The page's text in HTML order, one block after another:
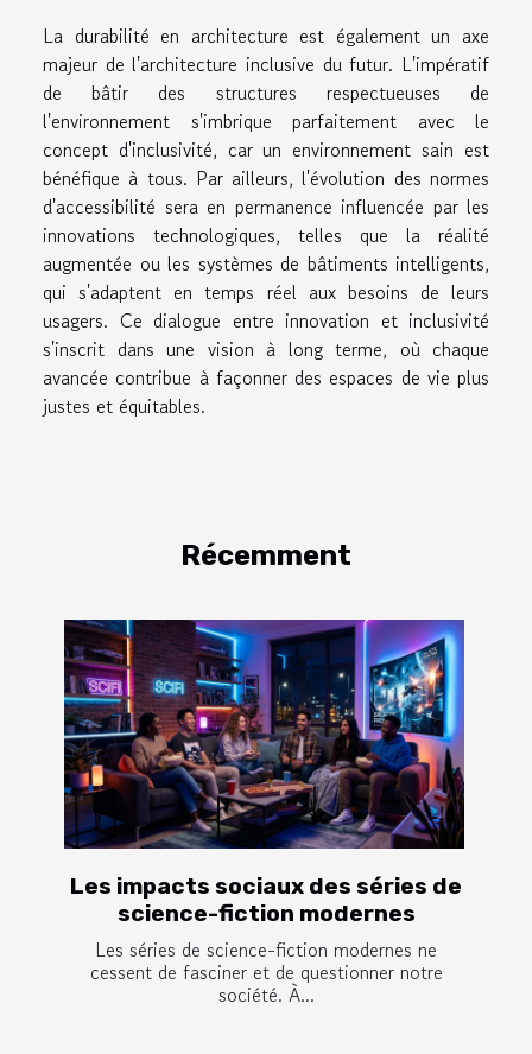
La durabilité en architecture est également un axe
majeur de l'architecture inclusive du futur. L'impératif
de bâtir des structures respectueuses de
l'environnement s'imbrique parfaitement avec le
concept d'inclusivité, car un environnement sain est
bénéfique à tous. Par ailleurs, l'évolution des normes
d'accessibilité sera en permanence influencée par les
innovations technologiques, telles que la réalité
augmentée ou les systèmes de bâtiments intelligents,
qui s'adaptent en temps réel aux besoins de leurs
usagers. Ce dialogue entre innovation et inclusivité
s'inscrit dans une vision à long terme, où chaque
avancée contribue à façonner des espaces de vie plus
justes et équitables.
Récemment
Les impacts sociaux des séries de
science-fiction modernes
Les séries de science-fiction modernes ne
cessent de fasciner et de questionner notre
société. À...